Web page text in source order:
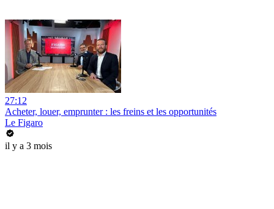
27:12
Acheter, louer, emprunter : les freins et les opportunités
Le Figaro
il y a 3 mois